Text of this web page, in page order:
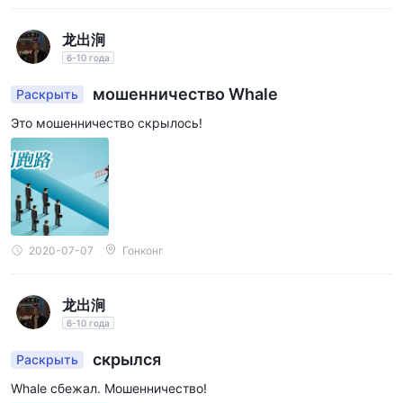
NFA (Национальная ассоциация фьючерсов) с
номером 0523180,
уровня регулирования и защиты для инвесторов, как
полностью лицензированные организации, подвергая
трейдеров более высоким уровням риска.
Отзывы пользователей:
невозможности снятия средств и злонамеренной
ликвидации на WikiFX,
подвергает сомнению надежность брокера. Это служит
предупреждением для всех, кто рассматривает их услуги,
Меры безопасности:
банковские счета,
клиентов от операционных средств компании. Эта мера
безопасности защищает активы клиентов, обеспечивая
дополнительный уровень защиты от присвоения или
龙出涧
6-10 года
Раскрыть мошенничество Whale
Это мошенничество скрылось!
2020-07-07 Гонконг
龙出涧
6-10 года
Раскрыть скрылся
Whale сбежал. Мошенничество!